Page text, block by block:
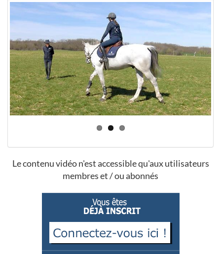
Le contenu vidéo n'est accessible qu'aux utilisateurs
membres et / ou abonnés